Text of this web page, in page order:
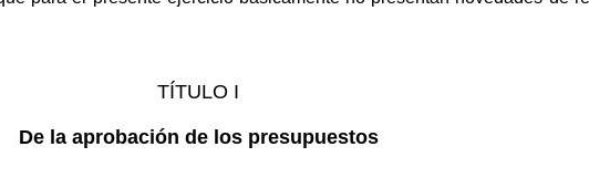
TÍTULO I
De la aprobación de los presupuestos